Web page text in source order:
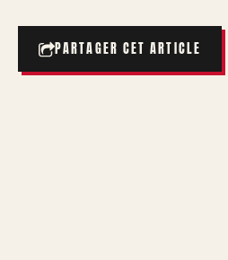
PARTAGER CET ARTICLE